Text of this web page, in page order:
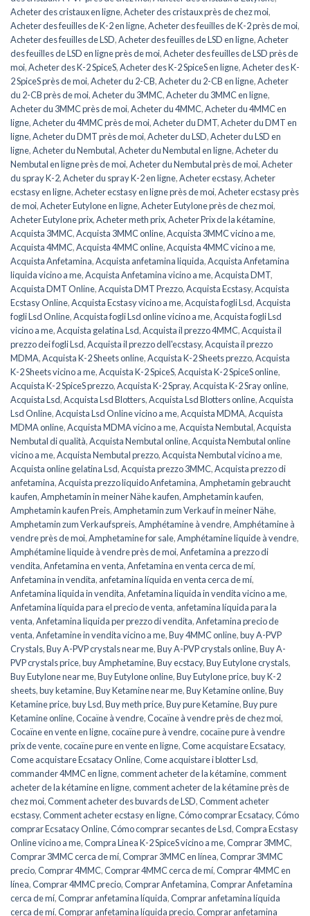
Acheter des cristaux en ligne,Acheter des cristaux près de chez moi,
Acheter des feuilles de K-2 en ligne,Acheter des feuilles de K-2 près de moi,
Acheter des feuilles de LSD,Acheter des feuilles de LSD en ligne,Acheter
des feuilles de LSD en ligne près de moi,Acheter des feuilles de LSD près de
moi,Acheter des K-2 SpiceS,Acheter des K-2 SpiceS en ligne,Acheter des K-
2 SpiceS près de moi,Acheter du 2-CB,Acheter du 2-CB en ligne,Acheter
du 2-CB près de moi,Acheter du 3MMC,Acheter du 3MMC en ligne,
Acheter du 3MMC près de moi,Acheter du 4MMC,Acheter du 4MMC en
ligne,Acheter du 4MMC près de moi,Acheter du DMT,Acheter du DMT en
ligne,Acheter du DMT près de moi,Acheter du LSD,Acheter du LSD en
ligne,Acheter du Nembutal,Acheter du Nembutal en ligne,Acheter du
Nembutal en ligne près de moi,Acheter du Nembutal près de moi,Acheter
du spray K-2,Acheter du spray K-2 en ligne,Acheter ecstasy,Acheter
ecstasy en ligne,Acheter ecstasy en ligne près de moi,Acheter ecstasy près
de moi,Acheter Eutylone en ligne,Acheter Eutylone près de chez moi,
Acheter Eutylone prix,Acheter meth prix,Acheter Prix de la kétamine,
Acquista 3MMC,Acquista 3MMC online,Acquista 3MMC vicino a me,
Acquista 4MMC,Acquista 4MMC online,Acquista 4MMC vicino a me,
Acquista Anfetamina,Acquista anfetamina liquida,Acquista Anfetamina
liquida vicino a me,Acquista Anfetamina vicino a me,Acquista DMT,
Acquista DMT Online,Acquista DMT Prezzo,Acquista Ecstasy,Acquista
Ecstasy Online,Acquista Ecstasy vicino a me,Acquista fogli Lsd,Acquista
fogli Lsd Online,Acquista fogli Lsd online vicino a me,Acquista fogli Lsd
vicino a me,Acquista gelatina Lsd,Acquista il prezzo 4MMC,Acquista il
prezzo dei fogli Lsd,Acquista il prezzo dell'ecstasy,Acquista il prezzo
MDMA,Acquista K-2 Sheets online,Acquista K-2 Sheets prezzo,Acquista
K-2 Sheets vicino a me,Acquista K-2 SpiceS,Acquista K-2 SpiceS online,
Acquista K-2 SpiceS prezzo,Acquista K-2 Spray,Acquista K-2 Sray online,
Acquista Lsd,Acquista Lsd Blotters,Acquista Lsd Blotters online,Acquista
Lsd Online,Acquista Lsd Online vicino a me,Acquista MDMA,Acquista
MDMA online,Acquista MDMA vicino a me,Acquista Nembutal,Acquista
Nembutal di qualità,Acquista Nembutal online,Acquista Nembutal online
vicino a me,Acquista Nembutal prezzo,Acquista Nembutal vicino a me,
Acquista online gelatina Lsd,Acquista prezzo 3MMC,Acquista prezzo di
anfetamina,Acquista prezzo liquido Anfetamina,Amphetamin gebraucht
kaufen,Amphetamin in meiner Nähe kaufen,Amphetamin kaufen,
Amphetamin kaufen Preis,Amphetamin zum Verkauf in meiner Nähe,
Amphetamin zum Verkaufspreis,Amphétamine à vendre,Amphétamine à
vendre près de moi,Amphetamine for sale,Amphétamine liquide à vendre,
Amphétamine liquide à vendre près de moi,Anfetamina a prezzo di
vendita,Anfetamina en venta,Anfetamina en venta cerca de mí,
Anfetamina in vendita, anfetamina líquida en venta cerca de mí,
Anfetamina liquida in vendita,Anfetamina liquida in vendita vicino a me,
Anfetamina líquida para el precio de venta, anfetamina líquida para la
venta,Anfetamina liquida per prezzo di vendita,Anfetamina precio de
venta,Anfetamine in vendita vicino a me,Buy 4MMC online,buy A-PVP
Crystals,Buy A-PVP crystals near me,Buy A-PVP crystals online,Buy A-
PVP crystals price,buy Amphetamine,Buy ecstacy,Buy Eutylone crystals,
Buy Eutylone near me,Buy Eutylone online,Buy Eutylone price,buy K-2
sheets,buy ketamine,Buy Ketamine near me,Buy Ketamine online,Buy
Ketamine price,buy Lsd,Buy meth price,Buy pure Ketamine,Buy pure
Ketamine online,Cocaïne à vendre,Cocaïne à vendre près de chez moi,
Cocaïne en vente en ligne,cocaïne pure à vendre,cocaïne pure à vendre
prix de vente,cocaïne pure en vente en ligne,Come acquistare Ecsatacy,
Come acquistare Ecsatacy Online,Come acquistare i blotter Lsd,
commander 4MMC en ligne,comment acheter de la kétamine,comment
acheter de la kétamine en ligne,comment acheter de la kétamine près de
chez moi,Comment acheter des buvards de LSD,Comment acheter
ecstasy,Comment acheter ecstasy en ligne,Cómo comprar Ecsatacy,Cómo
comprar Ecsatacy Online,Cómo comprar secantes de Lsd,Compra Ecstasy
Online vicino a me,Compra Linea K-2 SpiceS vicino a me,Comprar 3MMC,
Comprar 3MMC cerca de mí,Comprar 3MMC en línea,Comprar 3MMC
precio,Comprar 4MMC,Comprar 4MMC cerca de mí,Comprar 4MMC en
línea,Comprar 4MMC precio,Comprar Anfetamina,Comprar Anfetamina
cerca de mí,Comprar anfetamina líquida,Comprar anfetamina líquida
cerca de mí,Comprar anfetamina líquida precio,Comprar anfetamina